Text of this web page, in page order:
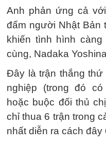
Anh phản ứng cả
đấm người Nhật Bản
khiến tình hình
cùng, Nadaka
Đây là trận thắng
nghiệp (trong đó
hoặc buộc đối thủ
chỉ thua 6 trận trong
nhất diễn ra cách đây